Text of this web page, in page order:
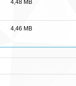
4,48 MB
4,46 MB